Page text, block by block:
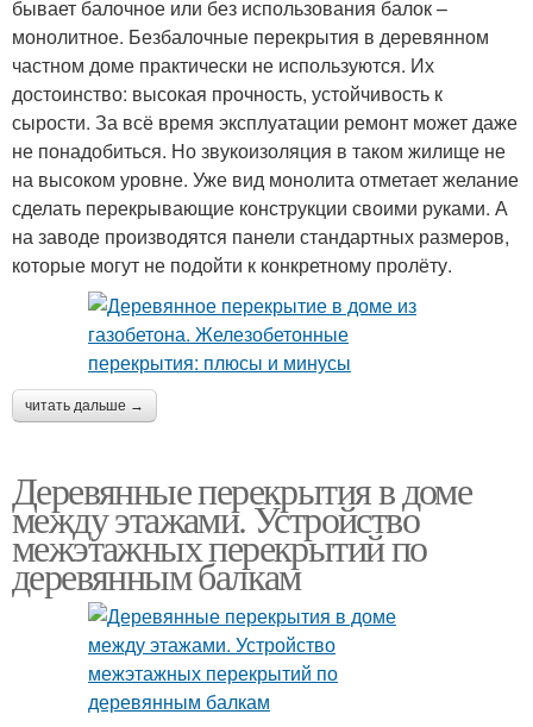
бывает балочное или без использования балок –
монолитное. Безбалочные перекрытия в деревянном
частном доме практически не используются. Их
достоинство: высокая прочность, устойчивость к
сырости. За всё время эксплуатации ремонт может даже
не понадобиться. Но звукоизоляция в таком жилище не
на высоком уровне. Уже вид монолита отметает желание
сделать перекрывающие конструкции своими руками. А
на заводе производятся панели стандартных размеров,
которые могут не подойти к конкретному пролёту.
читать дальше →
Деревянные перекрытия в доме
между этажами. Устройство
межэтажных перекрытий по
деревянным балкам